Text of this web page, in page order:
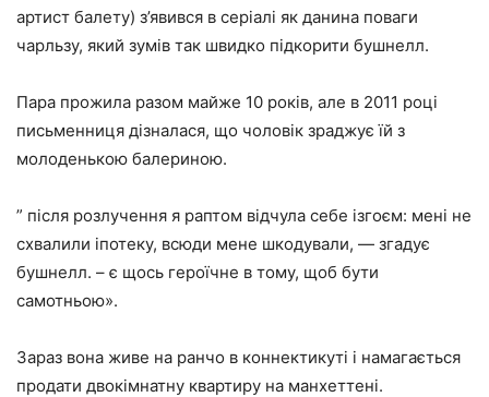
артист балету) з’явився в серіалі як данина поваги
чарльзу, який зумів так швидко підкорити бушнелл.
Пара прожила разом майже 10 років, але в 2011 році
письменниця дізналася, що чоловік зраджує їй з
молоденькою балериною.
” після розлучення я раптом відчула себе ізгоєм: мені не
схвалили іпотеку, всюди мене шкодували, — згадує
бушнелл. – є щось героїчне в тому, щоб бути
самотньою».
Зараз вона живе на ранчо в коннектикуті і намагається
продати двокімнатну квартиру на манхеттені.